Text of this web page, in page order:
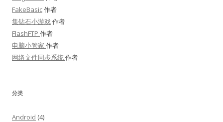
FakeBasic作者
集钻石小游戏作者
FlashFTP 作者
电脑小管家 作者
网络文件同步系统作者
分类
Android (4)